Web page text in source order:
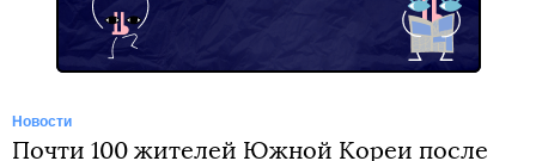
Новости
Почти 100 жителей Южной Кореи после